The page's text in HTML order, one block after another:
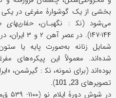
بخشی از یک گوشوارۀ مفرغی در
می‌شود (نک‍ : نگهبـان،حفاریهای
۱۴۴-۱۴۷). در
شمایل زنانه به‌صورت پایه یا
شده‌اند. معمولاً این پیکره‌های
بوده‌اند (برای نمونه، نک‍ : گیرشمن، «
تصویرهای 23, 101
).
در